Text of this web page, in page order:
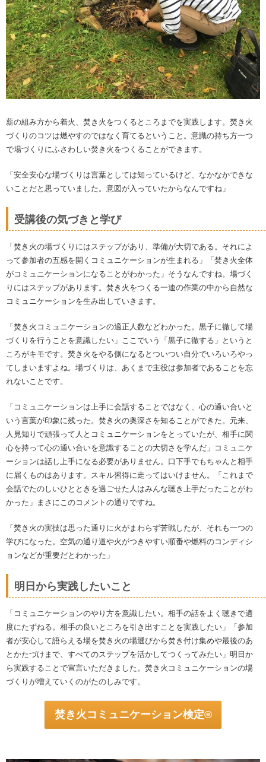
薪の組み方から着火、焚き火をつくるところまでを実践します。焚き火
づくりのコツは燃やすのではなく育てるということ。意識の持ち方一つ
で場づくりにふさわしい焚き火をつくることができます。
「安全安心な場づくりは言葉としては知っているけど、なかなかできな
いことだと思っていました。意図が入っていたからなんですね」
受講後の気づきと学び
「焚き火の場づくりにはステップがあり、準備が大切である。それによ
って参加者の五感を開くコミュニケーションが生まれる」「焚き火全体
がコミュニケーションになることがわかった」そうなんですね。場づく
りにはステップがあります。焚き火をつくる一連の作業の中から自然な
コミュニケーションを生み出していきます。
「焚き火コミュニケーションの適正人数などわかった。黒子に徹して場
づくりを行うことを意識したい」ここでいう「黒子に徹する」というと
ころがキモです。焚き火をやる側になるとついつい自分でいろいろやっ
てしまいますよね。場づくりは、あくまで主役は参加者であることを忘
れないことです。
「コミュニケーションは上手に会話することではなく、心の通い合いと
いう言葉が印象に残った。焚き火の奥深さを知ることができた。元来、
人見知りで頑張って人とコミュニケーションをとっていたが、相手に関
心を持って心の通い合いを意識することの大切さを学んだ」コミュニケ
ーションは話し上手になる必要がありません。口下手でもちゃんと相手
に届くものはあります。スキル習得に走ってはいけません。「これまで
会話でたのしいひとときを過ごせた人はみんな聴き上手だったことがわ
かった」まさにこのコメントの通りですね。
「焚き火の実技は思った通りに火がまわらず苦戦したが、それも一つの
学びになった。空気の通り道や火がつきやすい順番や燃料のコンディシ
ョンなどが重要だとわかった」
明日から実践したいこと
「コミュニケーションのやり方を意識したい。相手の話をよく聴きで適
度にたずねる。相手の良いところを引き出すことを実践したい」「参加
者が安心して語らえる場を焚き火の場選びから焚き付け集めや最後のあ
とかたづけまで、すべてのステップを活かしてつくってみたい」明日か
ら実践することで宣言いただきました。焚き火コミュニケーションの場
づくりが増えていくのがたのしみです。
焚き火コミュニケーション検定®